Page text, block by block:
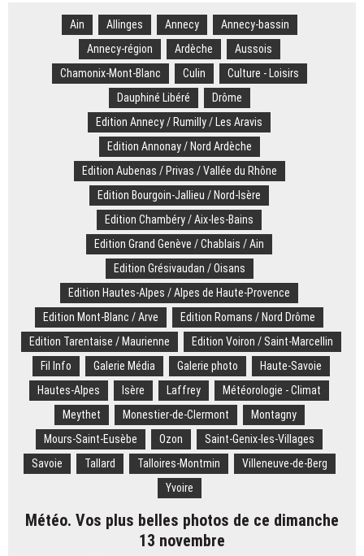
belles
photos
de
ce
lundi
12
décembre
Ain Allinges Annecy
Annecy-bassin
Annecy-région
Ardèche
Aussois
Chamonix-Mont-Blanc
Culin
Culture - Loisirs
Dauphiné Libéré
Drôme
Edition Annecy / Rumilly / Les Aravis
Edition Annonay / Nord Ardèche
Edition Aubenas / Privas / Vallée du Rhône
Edition Bourgoin-Jallieu / Nord-Isère
Edition Chambéry / Aix-les-Bains
Edition Grand Genève / Chablais / Ain
Edition Grésivaudan / Oisans
Edition Hautes-Alpes / Alpes de Haute-Provence
Edition Mont-Blanc / Arve
Edition Romans / Nord Drôme
Edition Tarentaise / Maurienne
Edition Voiron / Saint-Marcellin
Fil Info
Galerie Média Galerie photo
Haute-Savoie
Hautes-Alpes
Isère Laffrey
Météorologie - Climat
Meythet
Monestier-de-Clermont
Montagny
Mours-Saint-Eusèbe
Ozon
Saint-Genix-les-Villages
Savoie
Tallard Talloires-Montmin
Villeneuve-de-Berg
Yvoire
Météo. Vos plus belles photos de ce dimanche
13 novembre